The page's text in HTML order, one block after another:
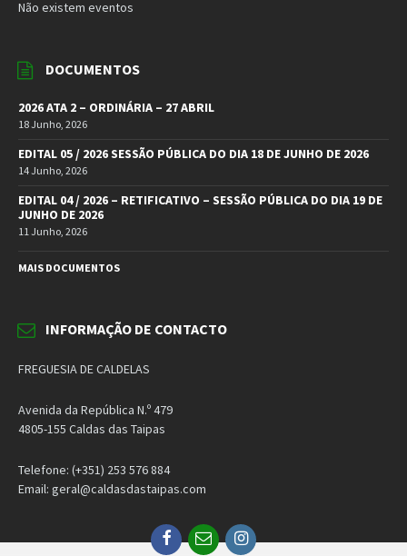
Não existem eventos
DOCUMENTOS
2026 ATA 2 – ORDINÁRIA – 27 ABRIL
18 Junho, 2026
EDITAL 05 / 2026 SESSÃO PÚBLICA DO DIA 18 DE JUNHO DE 2026
14 Junho, 2026
EDITAL 04 / 2026 – RETIFICATIVO – SESSÃO PÚBLICA DO DIA 19 DE
JUNHO DE 2026
11 Junho, 2026
MAIS DOCUMENTOS
INFORMAÇÃO DE CONTACTO
FREGUESIA DE CALDELAS
Avenida da República N.º 479
4805-155 Caldas das Taipas
Telefone: (+351) 253 576 884
Email: geral@caldasdastaipas.com
Facebook
EmailInstagram